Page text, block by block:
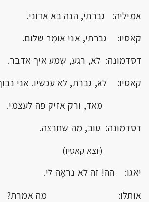
אמיליה: גברתי, הנה בא אדוני.
קאסיו: גברתי, אני אומַר שלום.
דסדמונה: לא, רגע, שְמע איך אדבר.
קאסיו: לא, גברת, לא עכשיו. אני
מאד, ורק אזיק פה לעצמי.
דסדמונה: טוב, מה שתרצה.
(יוצא קאסיו)
יאגו: הה! זה לא נראֶה לי.
אותלו: מה אמרת?